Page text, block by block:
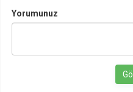
Yorumunuz